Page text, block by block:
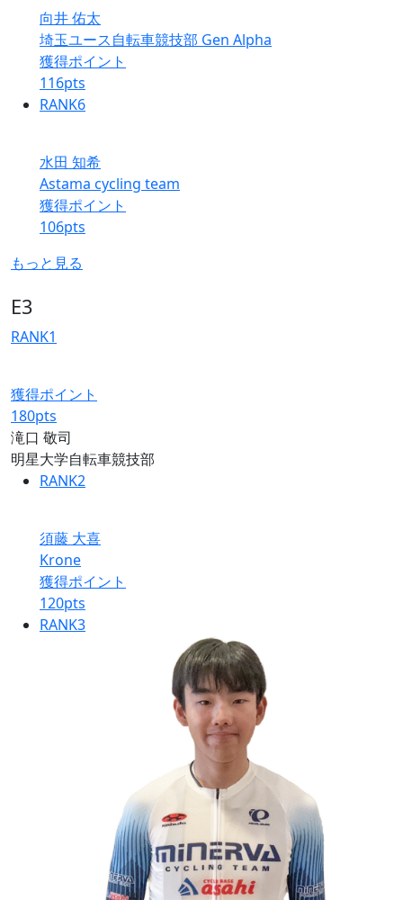
向井 佑太
埼玉ユース自転車競技部 Gen Alpha
獲得ポイント
116pts
RANK6
水田 知希
Astama cycling team
獲得ポイント
106pts
もっと見る
E3
RANK1
獲得ポイント
180pts
滝口 敬司
明星大学自転車競技部
RANK2
須藤 大喜
Krone
獲得ポイント
120pts
RANK3